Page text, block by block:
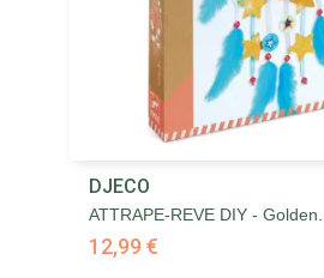
DJECO
ATTRAPE-REVE DIY - Golden...
12,99 €